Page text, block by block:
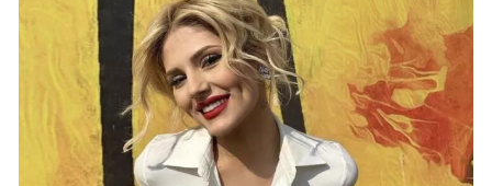
Eskişehir
Gaziantep
Giresun
Gümüşhane